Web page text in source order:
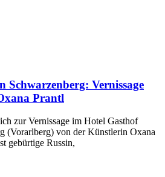
Schwarzenberg: Vernissage
Prantl
zur Vernissage im Hotel Gasthof
(Vorarlberg) von der Künstlerin Oxana
gebürtige Russin,